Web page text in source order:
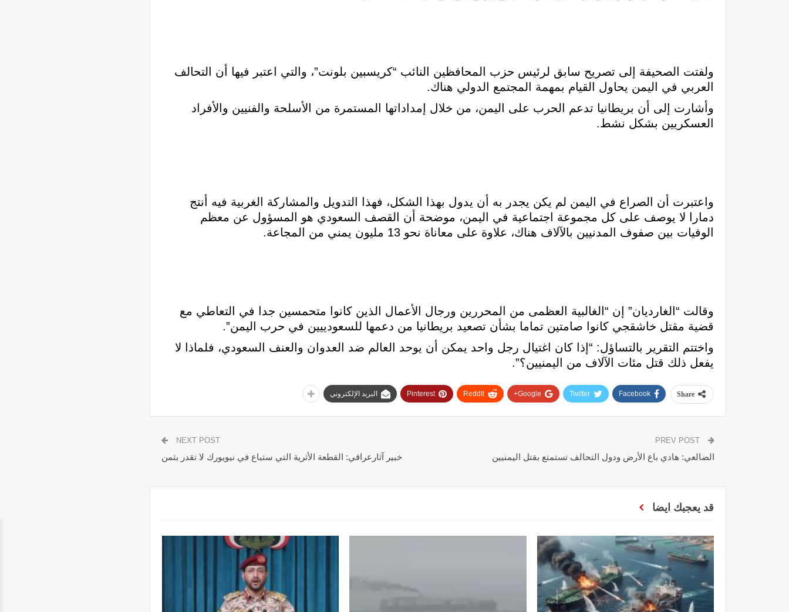
ولفتت الصحيفة إلى تصريح سابق لرئيس حزب المحافظين النائب “كريسبين بلونت”، والتي اعتبر فيها أن التحالف
العربي في اليمن يحاول القيام بمهمة المجتمع الدولي هناك.
وأشارت إلى أن بريطانيا تدعم الحرب على اليمن، من خلال إمداداتها المستمرة من الأسلحة والفنيين والأفراد
العسكريين بشكل نشط.
واعتبرت أن الصراع في اليمن لم يكن يجدر به أن يدول بهذا الشكل، فهذا التدويل والمشاركة الغربية فيه أنتج
دمارا لا يوصف على كل مجموعة اجتماعية في اليمن، موضحة أن القصف السعودي هو المسؤول عن معظم
الوفيات بين صفوف المدنيين بالآلاف هناك، علاوة على معاناة نحو 13 مليون يمني من المجاعة.
وقالت “الغارديان” إن “الغالبية العظمى من المحررين ورجال الأعمال الذين كانوا متحمسين جدا في التعاطي مع
قضية مقتل خاشقجي كانوا صامتين تماما بشأن تصعيد بريطانيا من دعمها للسعودييين في حرب اليمن”.
واختتم التقرير بالتساؤل: “إذا كان اغتيال رجل واحد يمكن أن يوحد العالم ضد العدوان والعنف السعودي، فلماذا لا
يفعل ذلك قتل مئات الآلاف من اليمنيين؟”.
Share
Facebook
Twitter
Google+
ReddIt
Pinterest البريد الإلكتروني
الضالعي: هادي باع الأرض ودول التحالف تستمتع بقتل اليمنيين
NEXT POST
خبير آثارعراقي: القطعة الأثرية التي ستباع في نيويورك لا تقدر بثمن
قد يعجبك ايضا